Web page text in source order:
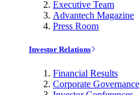
Executive Team
Advantech Magazine
Press Room
Investor Relations
Financial Results
Corporate Governance